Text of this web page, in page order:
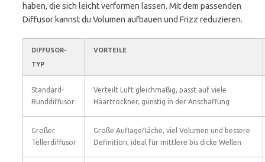
haben, die sich leicht verformen lassen. Mit dem passenden
Diffusor kannst du Volumen aufbauen und Frizz reduzieren.
DIFFUSOR-
TYP
VORTEILE
Standard-
Runddiffusor
Verteilt Luft gleichmäßig, passt auf viele
Haartrockner, günstig in der Anschaffung
Großer
Tellerdiffusor
Große Auflagefläche, viel Volumen und bessere
Definition, ideal für mittlere bis dicke Wellen